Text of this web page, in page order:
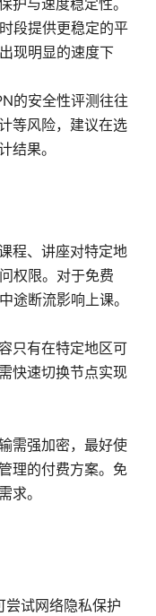
段提供更稳定的平
现明显的速度下
的安全性评测往往
等风险，建议在选
结果。
程、讲座对特定地
权限。对于免费
途断流影响上课。
只有在特定地区可
快速切换节点实现
需强加密，最好使
理的付费方案。免
求。
尝试网络隐私保护